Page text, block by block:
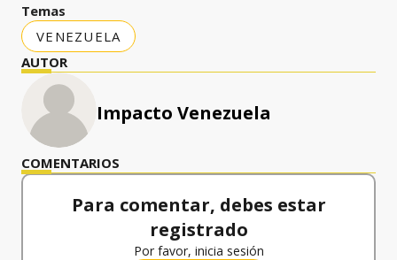
Temas
VENEZUELA
AUTOR
Impacto Venezuela
COMENTARIOS
Para comentar, debes estar
registrado
Por favor, inicia sesión